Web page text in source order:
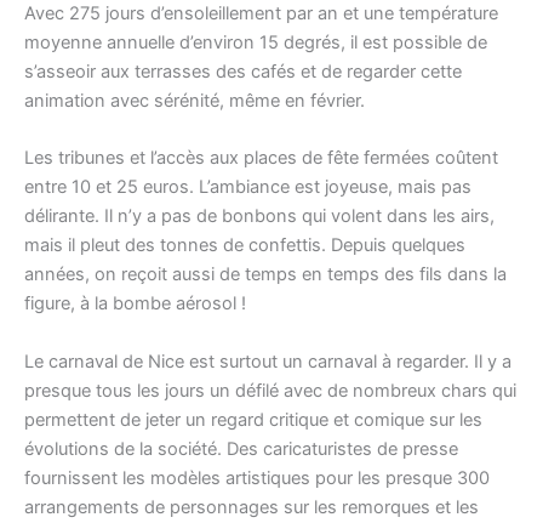
Avec 275 jours d’ensoleillement par an et une température
moyenne annuelle d’environ 15 degrés, il est possible de
s’asseoir aux terrasses des cafés et de regarder cette
animation avec sérénité, même en février.
Les tribunes et l’accès aux places de fête fermées coûtent
entre 10 et 25 euros. L’ambiance est joyeuse, mais pas
délirante. Il n’y a pas de bonbons qui volent dans les airs,
mais il pleut des tonnes de confettis. Depuis quelques
années, on reçoit aussi de temps en temps des fils dans la
figure, à la bombe aérosol !
Le carnaval de Nice est surtout un carnaval à regarder. Il y a
presque tous les jours un défilé avec de nombreux chars qui
permettent de jeter un regard critique et comique sur les
évolutions de la société. Des caricaturistes de presse
fournissent les modèles artistiques pour les presque 300
arrangements de personnages sur les remorques et les